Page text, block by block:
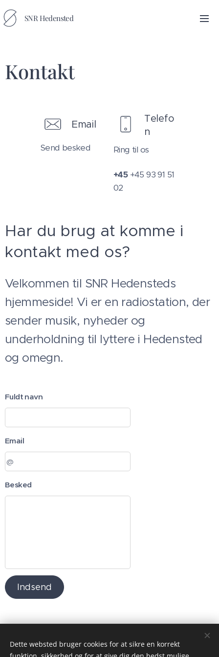
SNR Hedensted
Kontakt
Email
Send besked
Telefo
n
Ring til os
+45 +45 93 91 51
02
Har du brug at komme i
kontakt med os?
Velkommen til SNR Hedensteds
hjemmeside! Vi er en radiostation, der
sender musik, nyheder og
underholdning til lyttere i Hedensted
og omegn.
Fuldt navn
Email
Besked
Indsend
Dette websted bruger cookies for at sikre en korrekt